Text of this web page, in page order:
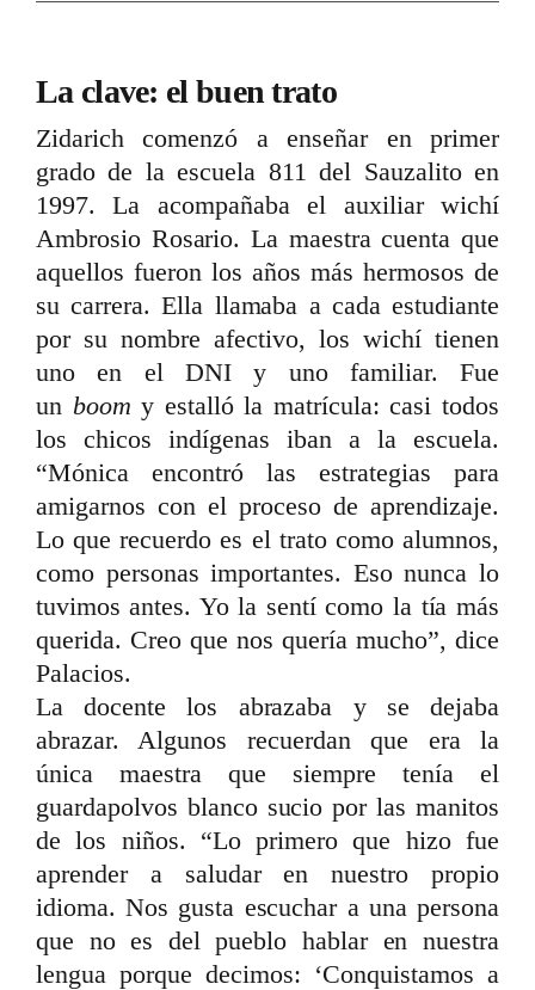
La clave: el buen trato
Zidarich comenzó a enseñar en primer
grado de la escuela 811 del Sauzalito en
1997. La acompañaba el auxiliar wichí
Ambrosio Rosario. La maestra cuenta que
aquellos fueron los años más hermosos de
su carrera. Ella llamaba a cada estudiante
por su nombre afectivo, los wichí tienen
uno en el DNI y uno familiar. Fue
un boom y estalló la matrícula: casi todos
los chicos indígenas iban a la escuela.
“Mónica encontró las estrategias para
amigarnos con el proceso de aprendizaje.
Lo que recuerdo es el trato como alumnos,
como personas importantes. Eso nunca lo
tuvimos antes. Yo la sentí como la tía más
querida. Creo que nos quería mucho”, dice
Palacios.
La docente los abrazaba y se dejaba
abrazar. Algunos recuerdan que era la
única maestra que siempre tenía el
guardapolvos blanco sucio por las manitos
de los niños. “Lo primero que hizo fue
aprender a saludar en nuestro propio
idioma. Nos gusta escuchar a una persona
que no es del pueblo hablar en nuestra
lengua porque decimos: ‘Conquistamos a